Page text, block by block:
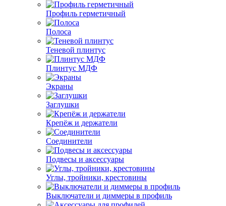
Профиль герметичный
Полоса
Теневой плинтус
Плинтус МДФ
Экраны
Заглушки
Крепёж и держатели
Соединители
Подвесы и аксессуары
Углы, тройники, крестовины
Выключатели и диммеры в профиль